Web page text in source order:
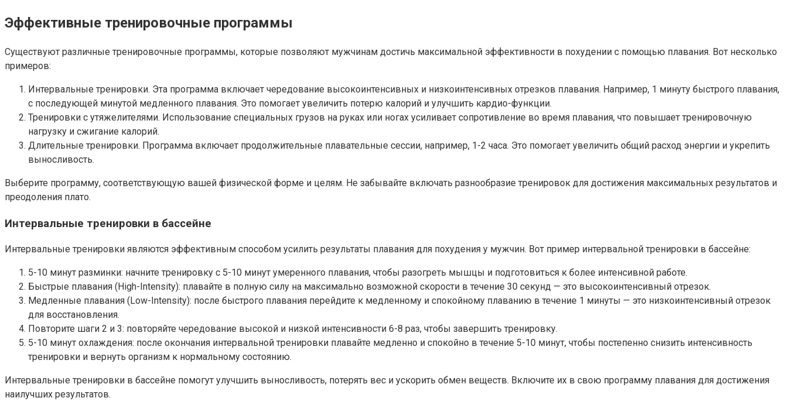
Эффективные тренировочные программы
Существуют различные тренировочные программы, которые позволяют мужчинам достичь максимальной эффективности в похудении с помощью плавания. Вот несколько
примеров:
Интервальные тренировки. Эта программа включает чередование высокоинтенсивных и низкоинтенсивных отрезков плавания. Например, 1 минуту быстрого плавания,
с последующей минутой медленного плавания. Это помогает увеличить потерю калорий и улучшить кардио-функции.
Тренировки с утяжелителями. Использование специальных грузов на руках или ногах усиливает сопротивление во время плавания, что повышает тренировочную
нагрузку и сжигание калорий.
Длительные тренировки. Программа включает продолжительные плавательные сессии, например, 1-2 часа. Это помогает увеличить общий расход энергии и укрепить
выносливость.
Выберите программу, соответствующую вашей физической форме и целям. Не забывайте включать разнообразие тренировок для достижения максимальных результатов и
преодоления плато.
Интервальные тренировки в бассейне
Интервальные тренировки являются эффективным способом усилить результаты плавания для похудения у мужчин. Вот пример интервальной тренировки в бассейне:
5-10 минут разминки: начните тренировку с 5-10 минут умеренного плавания, чтобы разогреть мышцы и подготовиться к более интенсивной работе.
Быстрые плавания (High-Intensity): плавайте в полную силу на максимально возможной скорости в течение 30 секунд — это высокоинтенсивный отрезок.
Медленные плавания (Low-Intensity): после быстрого плавания перейдите к медленному и спокойному плаванию в течение 1 минуты — это низкоинтенсивный отрезок
для восстановления.
Повторите шаги 2 и 3: повторяйте чередование высокой и низкой интенсивности 6-8 раз, чтобы завершить тренировку.
5-10 минут охлаждения: после окончания интервальной тренировки плавайте медленно и спокойно в течение 5-10 минут, чтобы постепенно снизить интенсивность
тренировки и вернуть организм к нормальному состоянию.
Интервальные тренировки в бассейне помогут улучшить выносливость, потерять вес и ускорить обмен веществ. Включите их в свою программу плавания для достижения
наилучших результатов.